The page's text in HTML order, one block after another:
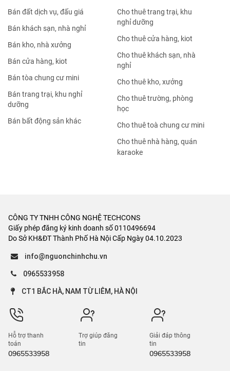
Bán đất dịch vụ, đấu giá
Bán khách sạn, nhà nghỉ
Bán kho, nhà xưởng
Bán cửa hàng, kiot
Bán tòa chung cư mini
Bán trang trại, khu nghỉ
dưỡng
Bán bất động sản khác
Cho thuê trang trại, khu
nghỉ dưỡng
Cho thuê cửa hàng, kiot
Cho thuê khách sạn, nhà
nghỉ
Cho thuê kho, xưởng
Cho thuê trường, phòng
học
Cho thuê toà chung cư mini
Cho thuê nhà hàng, quán
karaoke
CÔNG TY TNHH CÔNG NGHỆ TECHCONS
Giấy phép đăng ký kinh doanh số 0110496694
Do Sở KH&ĐT Thành Phố Hà Nội Cấp Ngày 04.10.2023
info@nguonchinhchu.vn
0965533958
CT1 BẮC HÀ, NAM TỪ LIÊM, HÀ NỘI
Hỗ trợ thanh
toán
0965533958
Trợ giúp đăng
tin
Giải đáp thông
tin
0965533958